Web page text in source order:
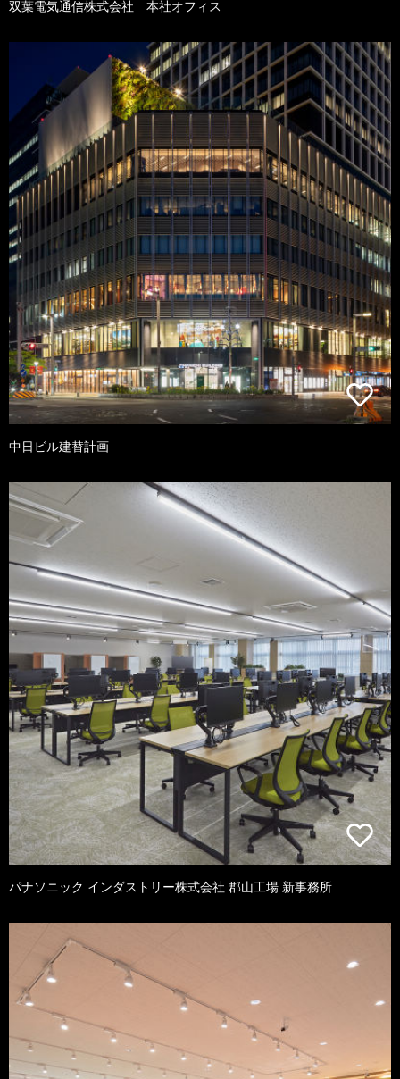
双葉電気通信株式会社 本社オフィス
中日ビル建替計画
パナソニック インダストリー株式会社 郡山工場 新事務所